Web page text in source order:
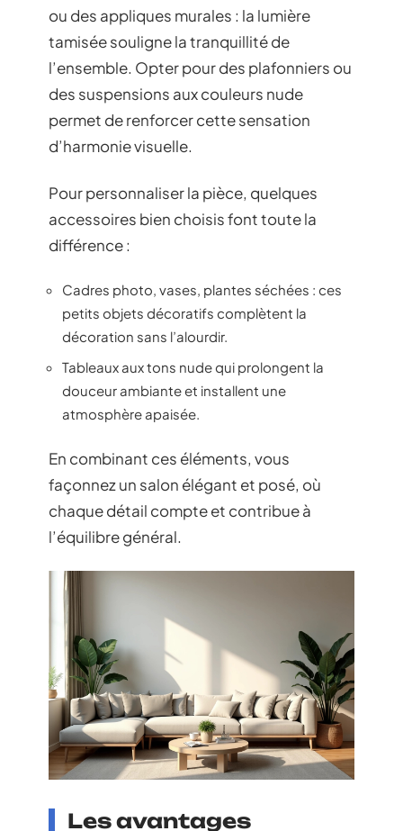
ou des appliques murales : la lumière
tamisée souligne la tranquillité de
l’ensemble. Opter pour des plafonniers ou
des suspensions aux couleurs nude
permet de renforcer cette sensation
d’harmonie visuelle.
Pour personnaliser la pièce, quelques
accessoires bien choisis font toute la
différence :
Cadres photo, vases, plantes séchées : ces
petits objets décoratifs complètent la
décoration sans l’alourdir.
Tableaux aux tons nude qui prolongent la
douceur ambiante et installent une
atmosphère apaisée.
En combinant ces éléments, vous
façonnez un salon élégant et posé, où
chaque détail compte et contribue à
l’équilibre général.
Les avantages